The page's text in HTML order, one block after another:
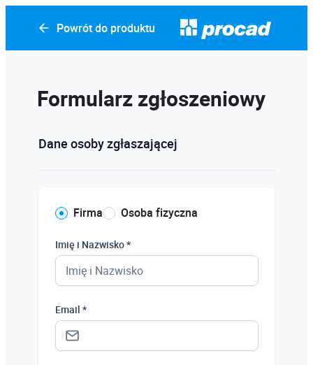
Powrót do produktu
Formularz zgłoszeniowy
Dane osoby zgłaszającej
Firma Osoba fizyczna
Imię i Nazwisko *
Email *